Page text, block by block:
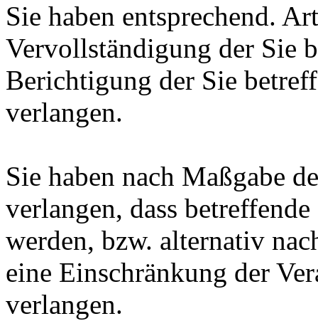
Sie haben entsprechend.
Vervollständigung der Sie
Berichtigung der Sie
verlangen.
Sie haben nach Maßgabe
verlangen, dass
werden, bzw. alternativ
eine Einschränkung der
verlangen.